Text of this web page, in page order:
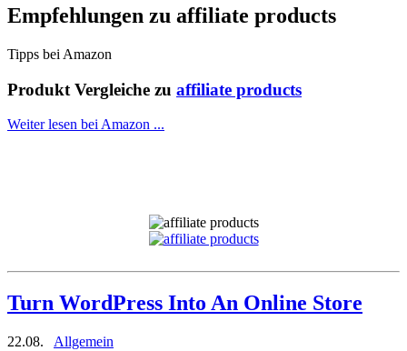
Empfehlungen zu affiliate products
Tipps bei Amazon
Produkt Vergleiche zu affiliate products
Weiter lesen bei Amazon ...
Turn WordPress Into An Online Store
22.08. Allgemein